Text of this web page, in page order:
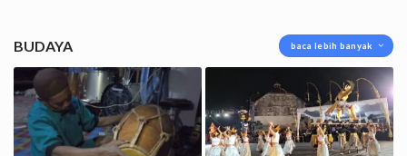
BUDAYA baca lebih banyak